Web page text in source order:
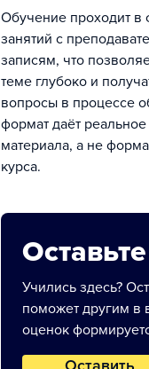
Обучение проходит в формате живых
занятий с
записям, что
теме глубоко и
вопросы в процессе
формат даёт
материала, а не
курса.
Учились здесь?
поможет другим в
оценок